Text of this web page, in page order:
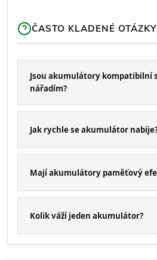
ČASTO KLADENÉ OTÁZKY
Jsou akumulátory kompatibilní
nářadím?
Jak rychle se akumulátor
Mají akumulátory paměťový
Kolik váží jeden akumulátor?